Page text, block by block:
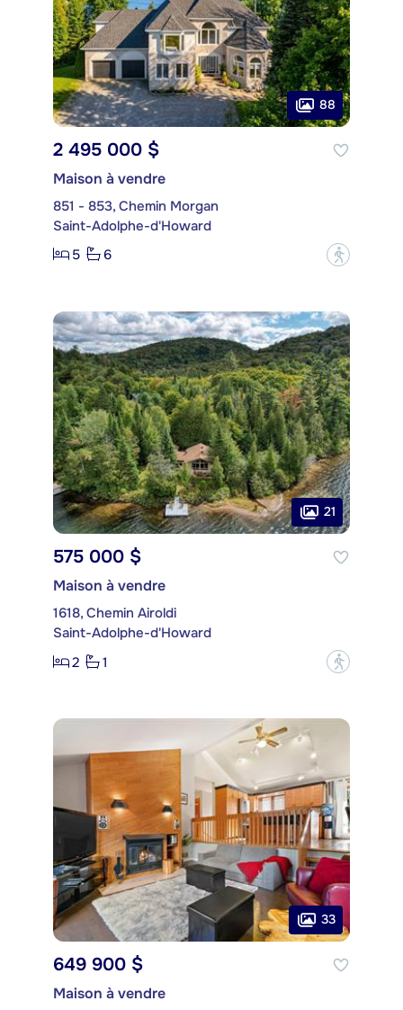
88
2 495 000 $
Maison à vendre
851 - 853, Chemin Morgan
Saint-Adolphe-d'Howard
5
6 ?
21
575 000 $
Maison à vendre
1618, Chemin Airoldi
Saint-Adolphe-d'Howard
2
1 ?
33
649 900 $
Maison à vendre